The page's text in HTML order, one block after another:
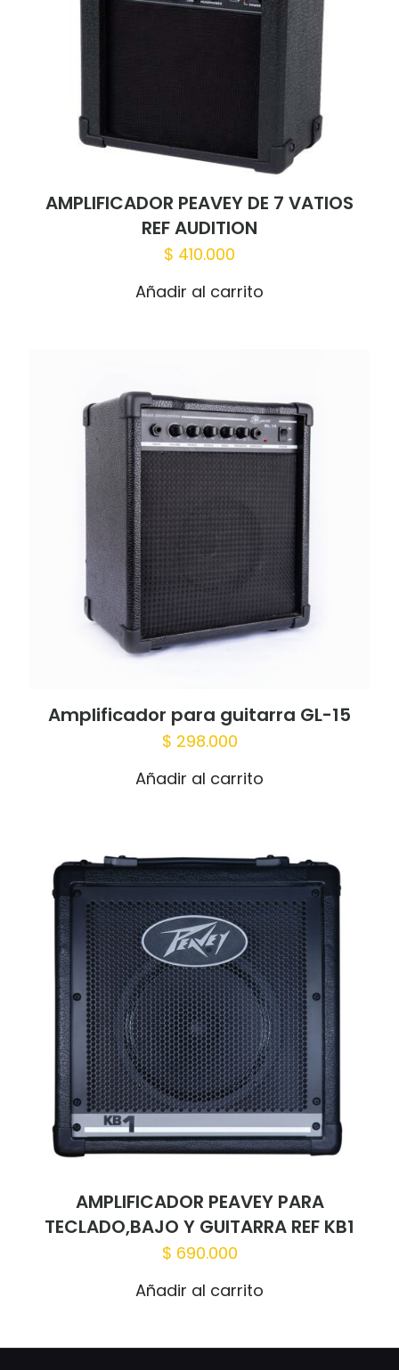
AMPLIFICADOR PEAVEY DE 7 VATIOS
REF AUDITION
$ 410.000
Añadir al carrito
Amplificador para guitarra GL-15
$ 298.000
Añadir al carrito
AMPLIFICADOR PEAVEY PARA
TECLADO,BAJO Y GUITARRA REF KB1
$ 690.000
Añadir al carrito